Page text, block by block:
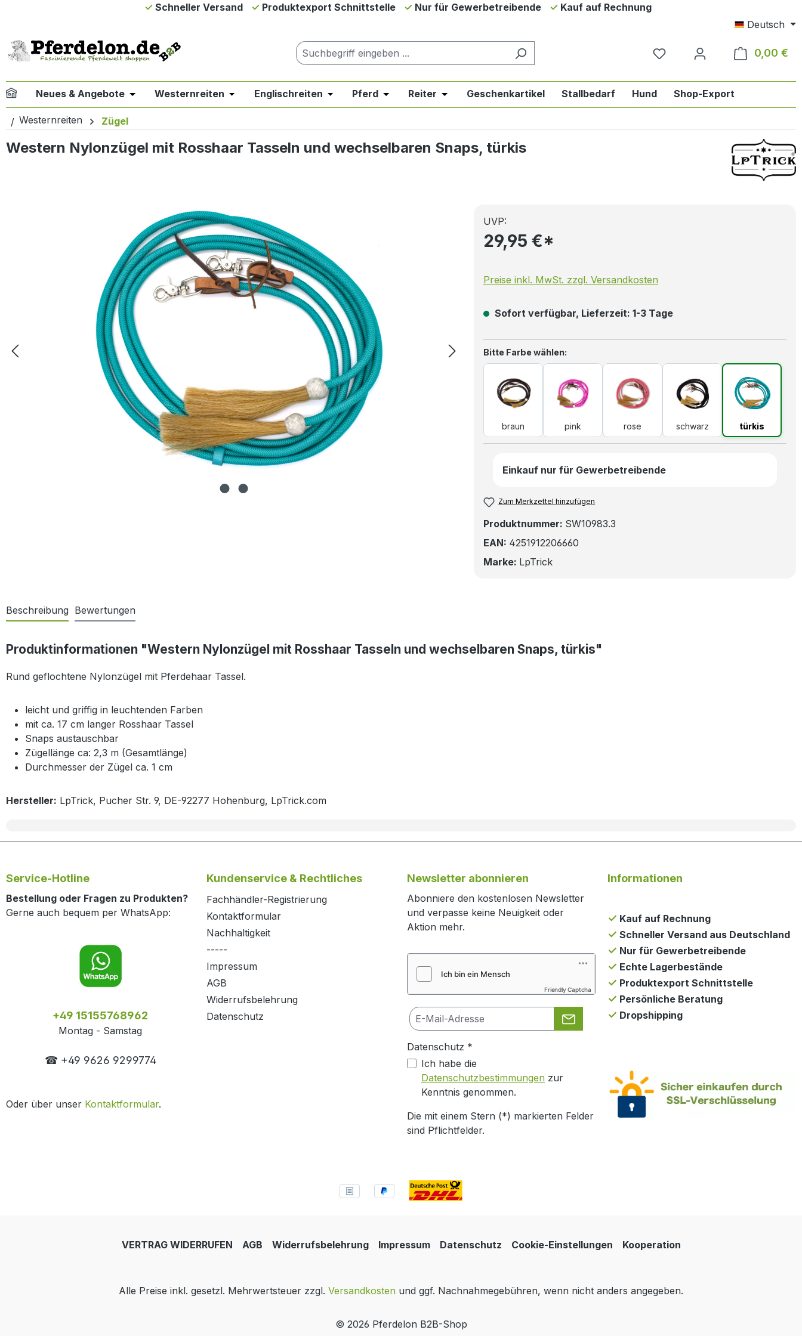
Zur Hauptnavigation springen
Schneller Versand Produktexport Schnittstelle Nur für Gewerbetreibende
Kauf auf Rechnung
Deutsch
0,00 €
Neues & Angebote Öffne oder Schließe das Dropdown der Kategorie Neues & Angebote
Westernreiten Öffne oder Schließe das Dropdown der Kategorie Westernreiten
Englischreiten Öffne oder Schließe das Dropdown der Kategorie Englischreiten
Pferd Öffne oder Schließe das Dropdown der Kategorie Pferd
Reiter Öffne oder Schließe das Dropdown der Kategorie Reiter
Geschenkartikel Stallbedarf Hund Shop-Export
Westernreiten Zügel
Western Nylonzügel mit Rosshaar Tasseln und wechselbaren Snaps, türkis
UVP:
29,95 €*
Preise inkl. MwSt. zzgl. Versandkosten
Sofort verfügbar, Lieferzeit: 1-3 Tage
Bitte Farbe wählen:
braun
braun
pink
pink
rose
rose
schwarz
schwarz
türkis
türkis
Einkauf nur für Gewerbetreibende
Zum Merkzettel hinzufügen
Produktnummer: SW10983.3
EAN: 4251912206660
Marke: LpTrick
Beschreibung Bewertungen
Produktinformationen "Western Nylonzügel mit Rosshaar Tasseln und wechselbaren Snaps, türkis"
Rund geflochtene Nylonzügel mit Pferdehaar Tassel.
leicht und griffig in leuchtenden Farben
mit ca. 17 cm langer Rosshaar Tassel
Snaps austauschbar
Zügellänge ca: 2,3 m (Gesamtlänge)
Durchmesser der Zügel ca. 1 cm
Hersteller: LpTrick, Pucher Str. 9, DE-92277 Hohenburg, LpTrick.com
Service-Hotline
Bestellung oder Fragen zu Produkten?
Gerne auch bequem per WhatsApp:
+49 15155768962
Montag - Samstag
☎ +49 9626 9299774
Oder über unser Kontaktformular.
Kundenservice & Rechtliches
Fachhändler-Registrierung
Kontaktformular
Nachhaltigkeit
-----
Impressum
AGB
Widerrufsbelehrung
Datenschutz
Newsletter abonnieren
Abonniere den kostenlosen Newsletter
und verpasse keine Neuigkeit oder
Aktion mehr.
Friendly Captcha
Datenschutz *
Ich habe die
Datenschutzbestimmungen zur
Kenntnis genommen.
Die mit einem Stern (*) markierten Felder
sind Pflichtfelder.
Informationen
Kauf auf Rechnung
Schneller Versand aus Deutschland
Nur für Gewerbetreibende
Echte Lagerbestände
Produktexport Schnittstelle
Persönliche Beratung
Dropshipping
VERTRAG WIDERRUFEN AGB Widerrufsbelehrung Impressum Datenschutz Cookie-Einstellungen Kooperation
Alle Preise inkl. gesetzl. Mehrwertsteuer zzgl. Versandkosten und ggf. Nachnahmegebühren, wenn nicht anders angegeben.
© 2026 Pferdelon B2B-Shop